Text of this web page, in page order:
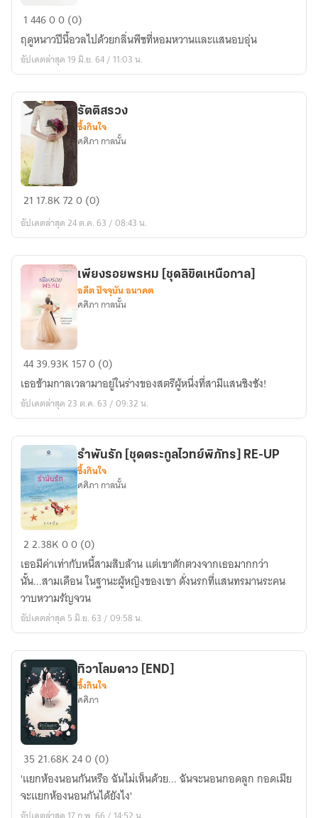
#เหมันต์
พีช
<Omegaverse>
144600 (0)
ฤดูหนาวปีนี้อวลไปด้วยกลิ่นพีชที่หอมหวานและแสนอบอุ่น
อัปเดตล่าสุด 19 มิ.ย. 64 / 11:03 น.
รัตติ
รัตติสรวง
ซึ้งกินใจ
ศศิภา กาลนั้น
21 17.8K720 (0)
อัปเดตล่าสุด 24 ต.ค. 63 / 08:43 น.
เพียง
รอย
พรหม
[ชุด
เหนือ
เพียงรอยพรหม [ชุดลิขิตเหนือกาล]
อดีต ปัจจุบัน อนาคต
ศศิภา กาลนั้น
4439.93K 1570 (0)
เธอข้ามกาลเวลามาอยู่ในร่างของสตรีผู้หนึ่งที่สามีแสนชิงชัง!
อัปเดตล่าสุด 23 ต.ค. 63 / 09:32 น.
รำพัน
[ชุด
ตระ
กูล
ไวทย์
ภัทร]
RE-
UP
รำพันรัก [ชุดตระกูลไวทย์พิภัทร] RE-UP
ซึ้งกินใจ
ศศิภา กาลนั้น
22.38K00 (0)
เธอมีค่าเท่ากับหนี้สามสิบล้าน แต่เขาตักตวงจากเธอมากกว่า
นั้น...สามเดือน ในฐานะผู้หญิงของเขา ดั่งนรกที่แสนทรมานระคน
วาบหวามรัญจวน
อัปเดตล่าสุด 5 มิ.ย. 63 / 09:58 น.
ทิวา
ดาว
[END]
ทิวาโลมดาว [END]
ซึ้งกินใจ
ศศิภา
3521.68K240 (0)
'แยกห้องนอนกันหรือ ฉันไม่เห็นด้วย... ฉันจะนอนกอดลูก กอดเมีย
จะแยกห้องนอนกันได้ยังไง'